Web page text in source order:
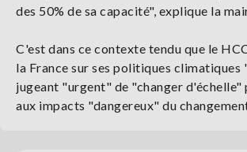
des 50% de sa capacité", explique la
C'est dans ce contexte tendu que le
la France sur ses politiques climatiques
jugeant "urgent" de "changer d'échelle"
aux impacts "dangereux" du